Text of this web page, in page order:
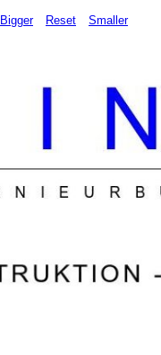
Bigger Reset Smaller